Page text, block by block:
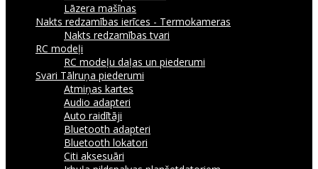
Lāzera mašīnas
Nakts redzamības ierīces - Termokameras
Nakts redzamības tvari
RC modeļi
RC modeļu daļas un piederumi
Svari Tālruņa piederumi
Atmiņas kartes
Audio adapteri
Auto raidītāji
Bluetooth adapteri
Bluetooth lokatori
Citi aksesuāri